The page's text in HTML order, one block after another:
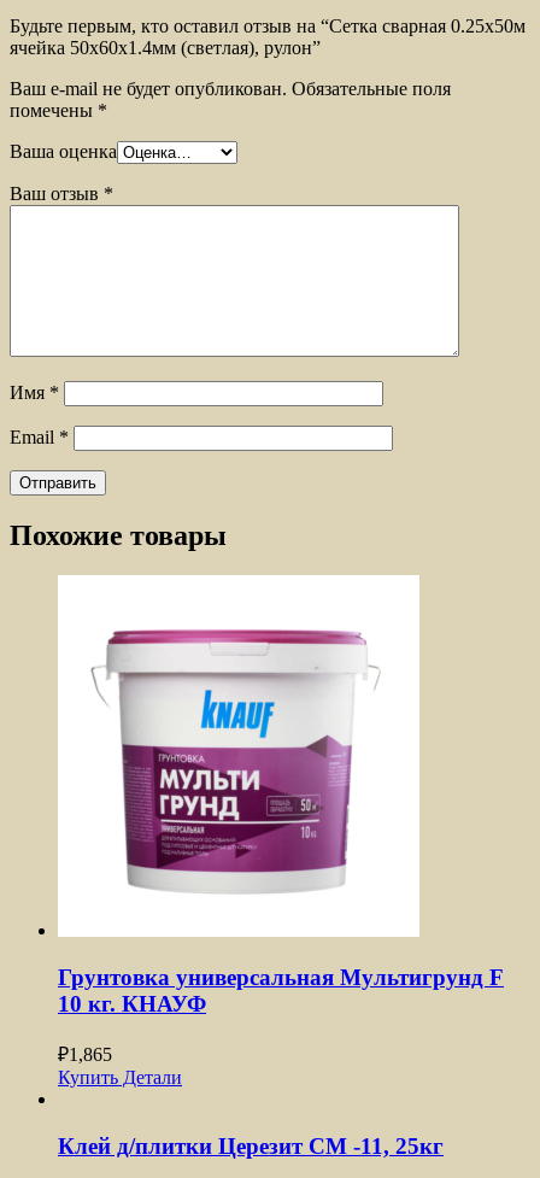
Будьте первым, кто оставил отзыв на “Сетка сварная 0.25х50м
ячейка 50х60х1.4мм (светлая), рулон”
Ваш e-mail не будет опубликован. Обязательные поля
помечены *
Ваша оценка
Ваш отзыв *
Имя *
Email *
Похожие товары
Грунтовка универсальная Мультигрунд F
10 кг. КНАУФ
₽1,865
Купить Детали
Клей д/плитки Церезит CM -11, 25кг